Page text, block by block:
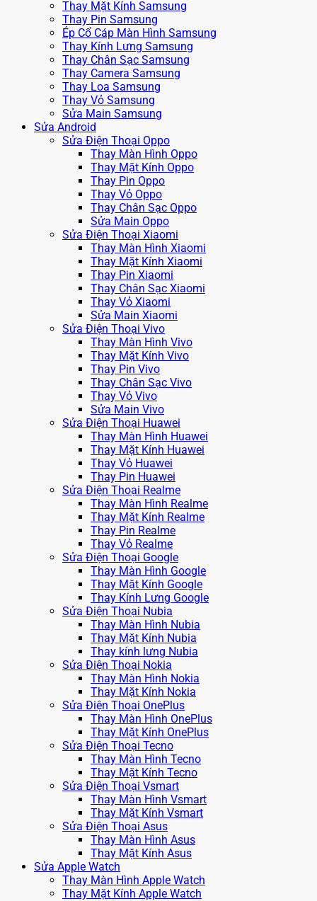
Thay Mặt Kính Samsung
Thay Pin Samsung
Ép Cổ Cáp Màn Hình Samsung
Thay Kính Lưng Samsung
Thay Chân Sạc Samsung
Thay Camera Samsung
Thay Loa Samsung
Thay Vỏ Samsung
Sửa Main Samsung
Sửa Android
Sửa Điện Thoại Oppo
Thay Màn Hình Oppo
Thay Mặt Kính Oppo
Thay Pin Oppo
Thay Vỏ Oppo
Thay Chân Sạc Oppo
Sửa Main Oppo
Sửa Điện Thoại Xiaomi
Thay Màn Hình Xiaomi
Thay Mặt Kính Xiaomi
Thay Pin Xiaomi
Thay Chân Sạc Xiaomi
Thay Vỏ Xiaomi
Sửa Main Xiaomi
Sửa Điện Thoại Vivo
Thay Màn Hình Vivo
Thay Mặt Kính Vivo
Thay Pin Vivo
Thay Chân Sạc Vivo
Thay Vỏ Vivo
Sửa Main Vivo
Sửa Điện Thoại Huawei
Thay Màn Hình Huawei
Thay Mặt Kính Huawei
Thay Vỏ Huawei
Thay Pin Huawei
Sửa Điện Thoại Realme
Thay Màn Hình Realme
Thay Mặt Kính Realme
Thay Pin Realme
Thay Vỏ Realme
Sửa Điện Thoại Google
Thay Màn Hình Google
Thay Mặt Kính Google
Thay Kính Lưng Google
Sửa Điện Thoại Nubia
Thay Màn Hình Nubia
Thay Mặt Kính Nubia
Thay kính lưng Nubia
Sửa Điện Thoại Nokia
Thay Màn Hình Nokia
Thay Mặt Kính Nokia
Sửa Điện Thoại OnePlus
Thay Màn Hình OnePlus
Thay Mặt Kính OnePlus
Sửa Điện Thoại Tecno
Thay Màn Hình Tecno
Thay Mặt Kính Tecno
Sửa Điện Thoại Vsmart
Thay Màn Hình Vsmart
Thay Mặt Kính Vsmart
Sửa Điện Thoại Asus
Thay Màn Hình Asus
Thay Mặt Kính Asus
Sửa Apple Watch
Thay Màn Hình Apple Watch
Thay Mặt Kính Apple Watch